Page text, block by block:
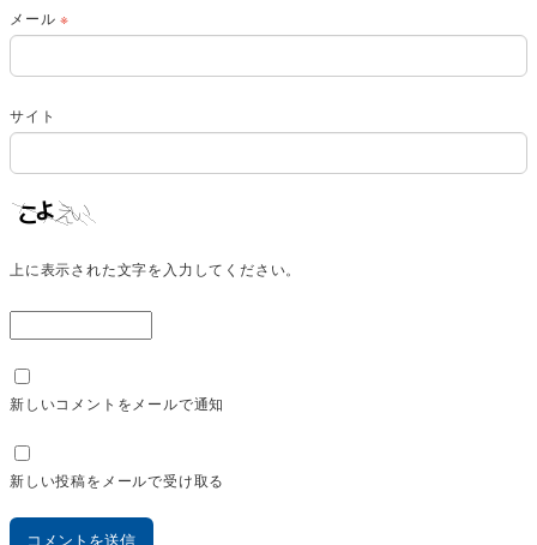
メール※
サイト
上に表示された文字を入力してください。
新しいコメントをメールで通知
新しい投稿をメールで受け取る